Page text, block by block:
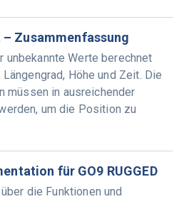
Zusammenfassung
unbekannte Werte berechnet
Höhe und Zeit. Die
müssen in ausreichender
um die Position zu
für GO9 RUGGED
die Funktionen und